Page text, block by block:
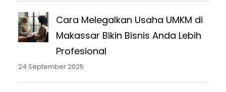
Cara Melegalkan Usaha UMKM di
Makassar Bikin Bisnis Anda Lebih
Profesional
24 September 2025